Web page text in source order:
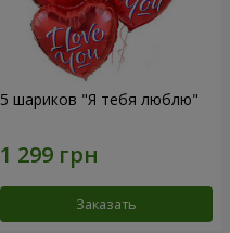
5 шариков "Я тебя люблю"
Заказать